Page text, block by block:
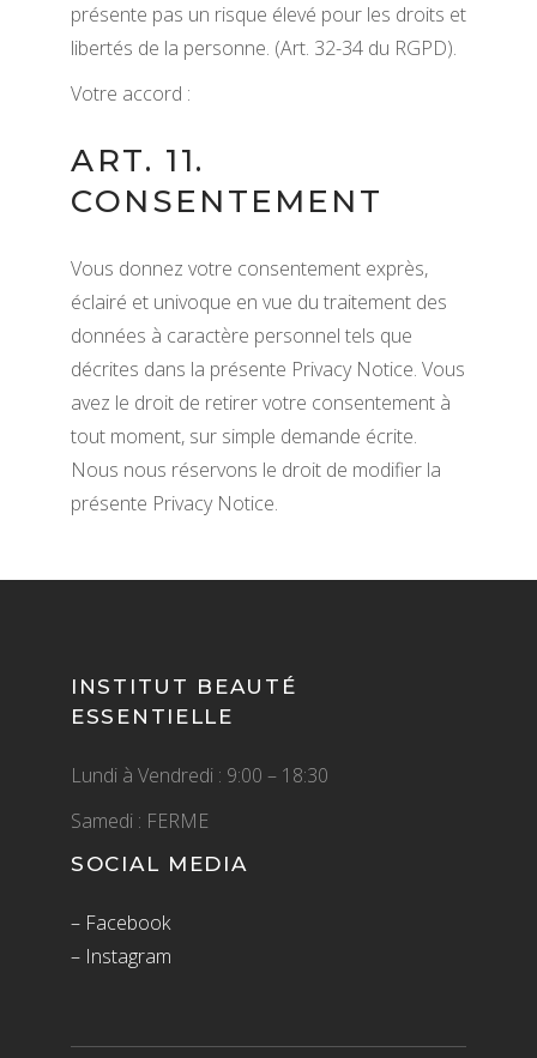
présente pas un risque élevé pour les droits et
libertés de la personne. (Art. 32-34 du RGPD).
Votre accord :
ART. 11.
CONSENTEMENT
Vous donnez votre consentement exprès,
éclairé et univoque en vue du traitement des
données à caractère personnel tels que
décrites dans la présente Privacy Notice. Vous
avez le droit de retirer votre consentement à
tout moment, sur simple demande écrite.
Nous nous réservons le droit de modifier la
présente Privacy Notice.
INSTITUT BEAUTÉ
ESSENTIELLE
Lundi à Vendredi : 9:00 – 18:30
Samedi : FERME
SOCIAL MEDIA
– Facebook
– Instagram